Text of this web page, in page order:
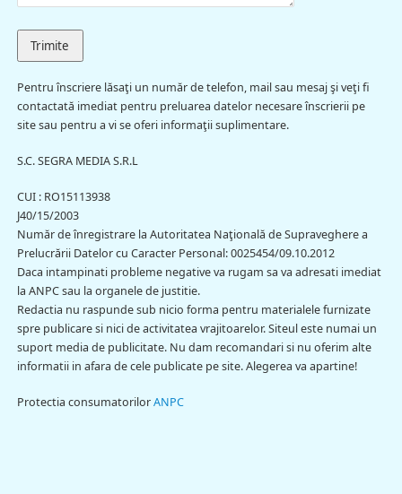
Pentru înscriere lăsaţi un număr de telefon, mail sau mesaj şi veţi fi
contactată imediat pentru preluarea datelor necesare înscrierii pe
site sau pentru a vi se oferi informaţii suplimentare.
S.C. SEGRA MEDIA S.R.L​
CUI : RO15113938​
J40/15/2003
Număr de înregistrare la Autoritatea Naţională de Supraveghere a
Prelucrării Datelor cu Caracter Personal:​ 0025454/09.10.2012
Daca intampinati probleme negative va rugam sa va adresati imediat
la ANPC sau la organele de justitie.
Redactia nu raspunde sub nicio forma pentru materialele furnizate
spre publicare si nici de activitatea vrajitoarelor. Siteul este numai un
suport media de publicitate. Nu dam recomandari si nu oferim alte
informatii in afara de cele publicate pe site. Alegerea va apartine!
Protectia consumatorilorANPC